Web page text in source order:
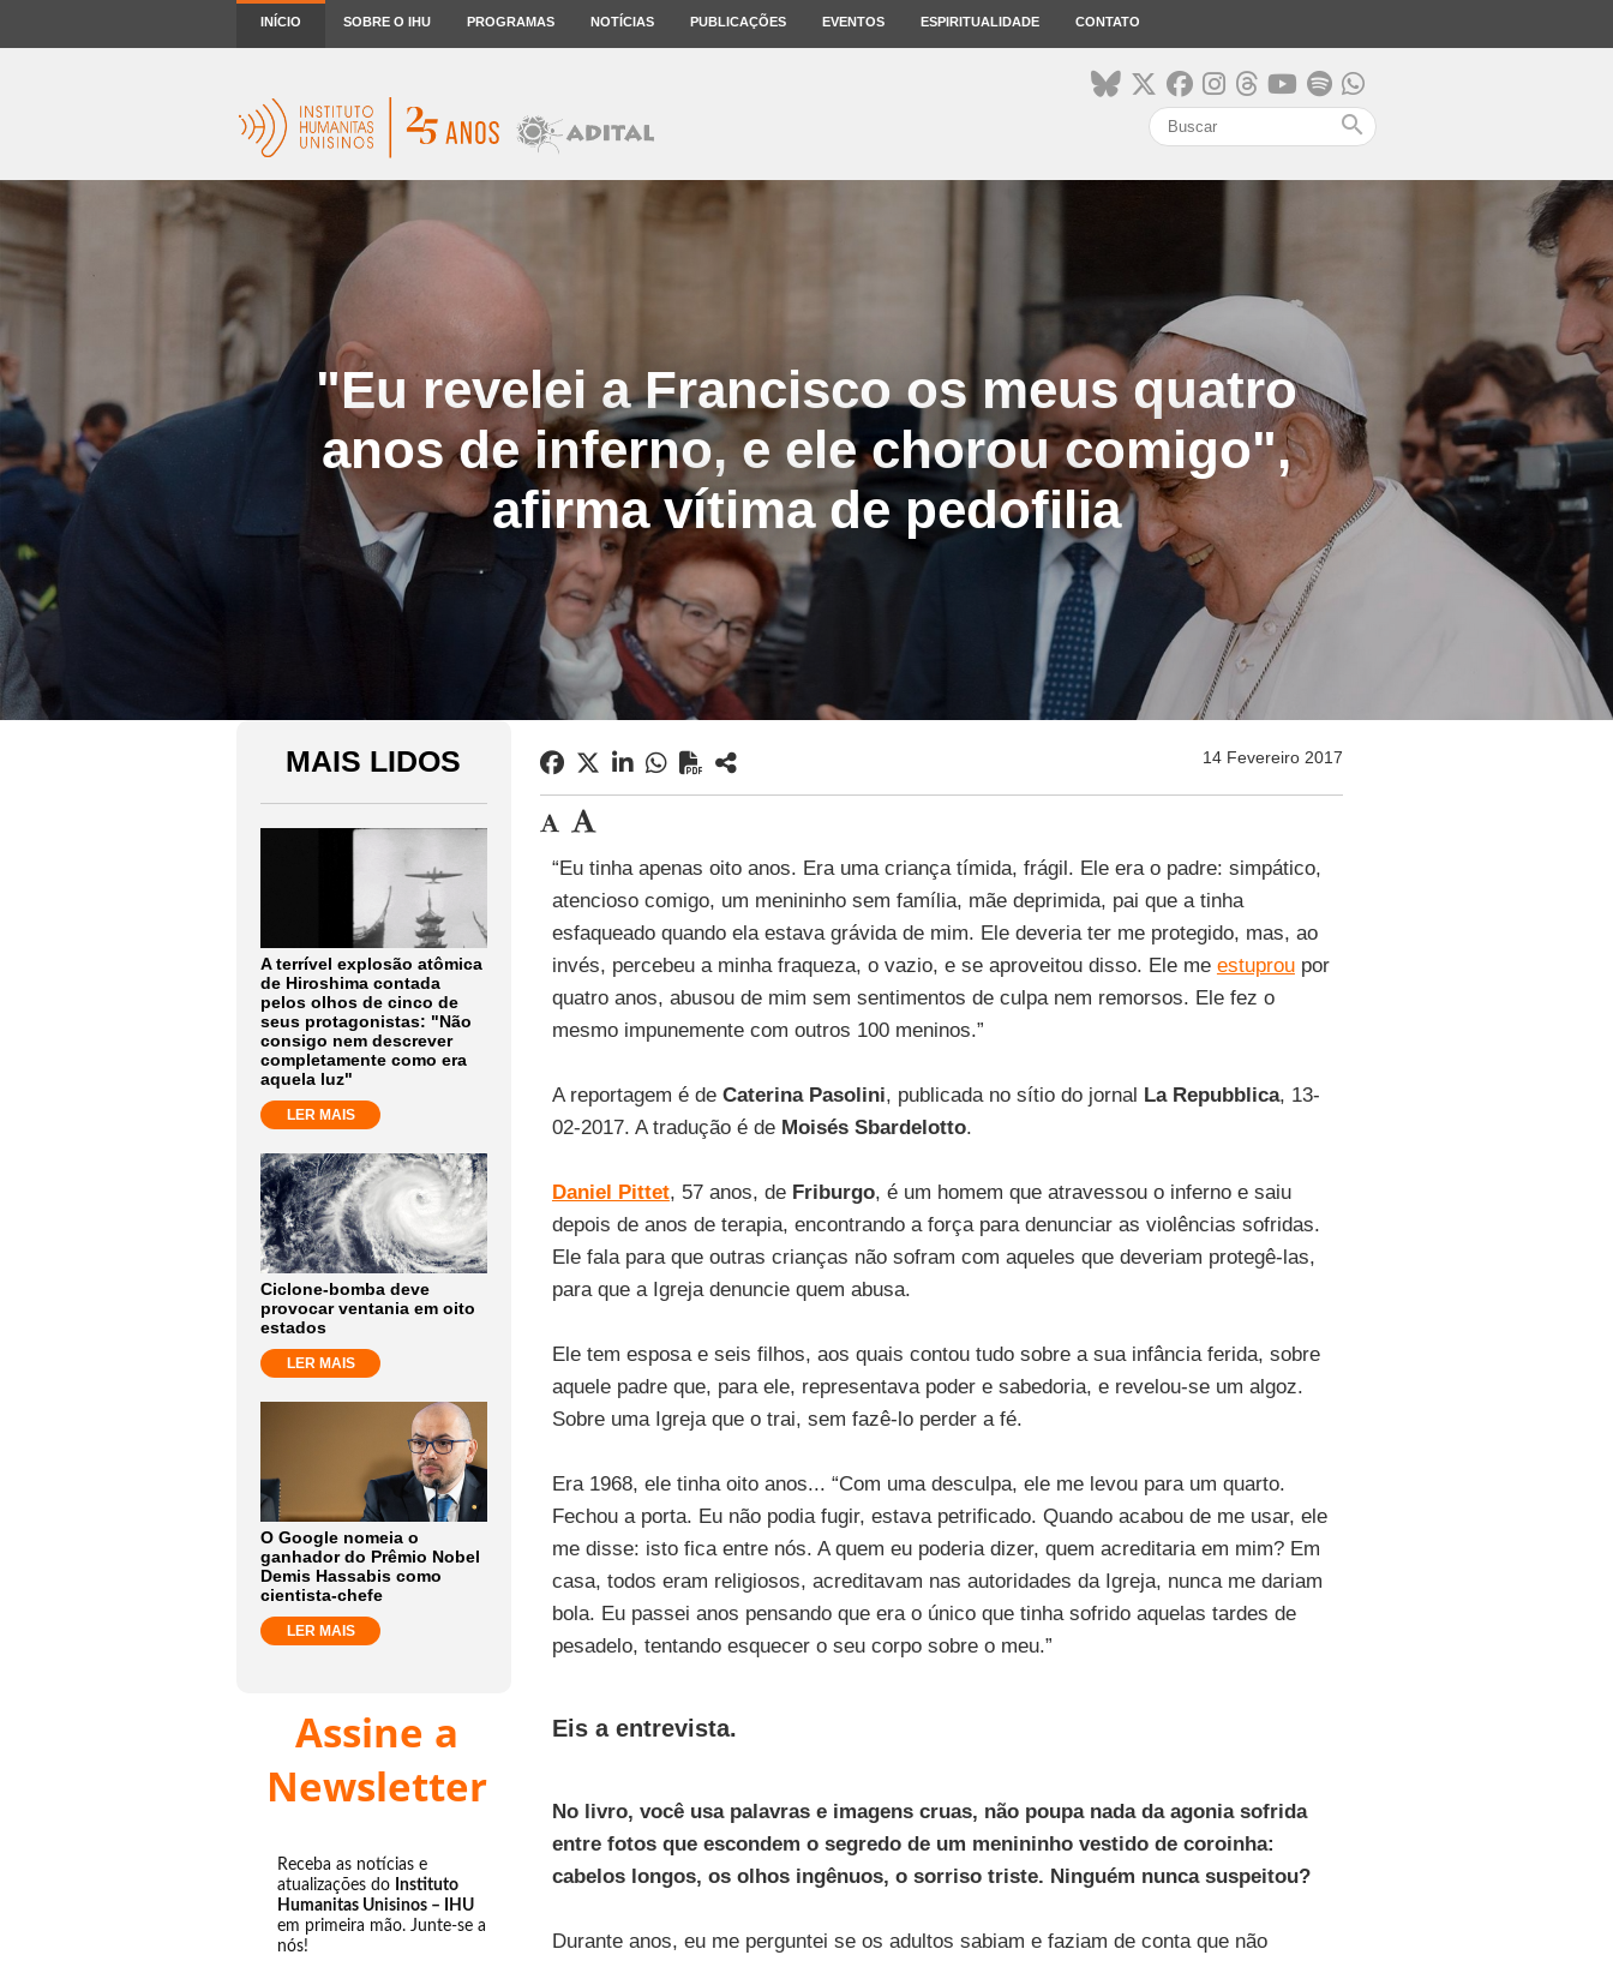
INÍCIO SOBRE O IHU PROGRAMAS NOTÍCIAS PUBLICAÇÕES EVENTOS ESPIRITUALIDADE CONTATO
search
"Eu revelei a Francisco os meus quatro
anos de inferno, e ele chorou comigo",
afirma vítima de pedofilia
MAIS LIDOS
A terrível explosão atômica
de Hiroshima contada
pelos olhos de cinco de
seus protagonistas: "Não
consigo nem descrever
completamente como era
aquela luz"
LER MAIS
Ciclone-bomba deve
provocar ventania em oito
estados
LER MAIS
O Google nomeia o
ganhador do Prêmio Nobel
Demis Hassabis como
cientista-chefe
LER MAIS
Assine a
Newsletter
Receba as notícias e
atualizações do Instituto
Humanitas Unisinos – IHU
em primeira mão. Junte-se a
nós!
14 Fevereiro 2017
“Eu tinha apenas oito anos. Era uma criança tímida, frágil. Ele era o padre: simpático,
atencioso comigo, um menininho sem família, mãe deprimida, pai que a tinha
esfaqueado quando ela estava grávida de mim. Ele deveria ter me protegido, mas, ao
invés, percebeu a minha fraqueza, o vazio, e se aproveitou disso. Ele me estuproupor
quatro anos, abusou de mim sem sentimentos de culpa nem remorsos. Ele fez o
mesmo impunemente com outros 100 meninos.”
A reportagem é de Caterina Pasolini, publicada no sítio do jornal La Repubblica, 13-
02-2017. A tradução é de Moisés Sbardelotto.
Daniel Pittet, 57 anos, de Friburgo, é um homem que atravessou o inferno e saiu
depois de anos de terapia, encontrando a força para denunciar as violências sofridas.
Ele fala para que outras crianças não sofram com aqueles que deveriam protegê-las,
para que a Igreja denuncie quem abusa.
Ele tem esposa e seis filhos, aos quais contou tudo sobre a sua infância ferida, sobre
aquele padre que, para ele, representava poder e sabedoria, e revelou-se um algoz.
Sobre uma Igreja que o trai, sem fazê-lo perder a fé.
Era 1968, ele tinha oito anos... “Com uma desculpa, ele me levou para um quarto.
Fechou a porta. Eu não podia fugir, estava petrificado. Quando acabou de me usar, ele
me disse: isto fica entre nós. A quem eu poderia dizer, quem acreditaria em mim? Em
casa, todos eram religiosos, acreditavam nas autoridades da Igreja, nunca me dariam
bola. Eu passei anos pensando que era o único que tinha sofrido aquelas tardes de
pesadelo, tentando esquecer o seu corpo sobre o meu.”
Eis a entrevista.
No livro, você usa palavras e imagens cruas, não poupa nada da agonia sofrida
entre fotos que escondem o segredo de um menininho vestido de coroinha:
cabelos longos, os olhos ingênuos, o sorriso triste. Ninguém nunca suspeitou?
Durante anos, eu me perguntei se os adultos sabiam e faziam de conta que não